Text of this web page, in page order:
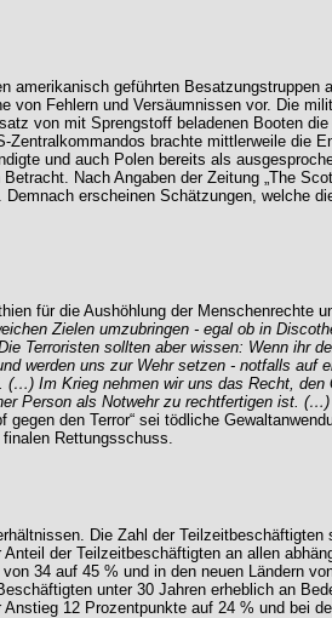
geführten
Fehlern und Versäumnissen vor. Die
von mit Sprengstoff beladenen Booten
brachte mittlerweile die
und auch Polen bereits als
Nach Angaben der Zeitung „The
erscheinen Schätzungen, welche
für die Aushöhlung der Menschenrechte
Zielen umzubringen - egal ob in
Terroristen sollten aber wissen: Wenn ihr
werden uns zur Wehr setzen - notfalls auf
Im Krieg nehmen wir uns das Recht,
Person als Notwehr zu rechtfertigen ist.
den Terror“ sei tödliche
Rettungsschuss.
Die Zahl der
der Teilzeitbeschäftigten an allen
34 auf 45 % und in den neuen Ländern
unter 30 Jahren erheblich an
12 Prozentpunkte auf 24 % und bei